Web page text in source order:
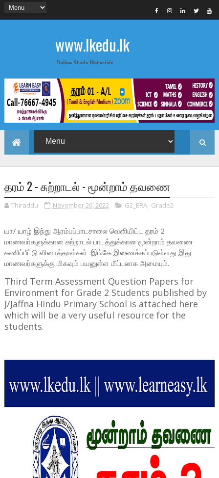
www.lkedu.lk
Online Study Materials
தரம் 2 - சுற்றாடல் - மூன்றாம் தவணை
Thiraddu November 26, 2022 G2_ERA, Grade2
யா/ யாழ் இந்து ஆரம்பப்பாடசாலை வெளியிட்ட தரம் 2
மாணவர்களுக்கான சுற்றாடல் பாடத்துக்கான மூன்றாம் தவணை
கணிப்பீட்டு வினாத்தாள்கள் இங்கே இணைக்கப்படுள்ளது இது
மாணவர்களுக்கு மிகவும் பயனுள்ள மீட்டலாக அமையும்.
Third Term Assessment Question Papers for
Environment for Grade 2 Students published by
J/Jaffna Hindu Primary School is attached here
which will be a very useful resource for the
students.